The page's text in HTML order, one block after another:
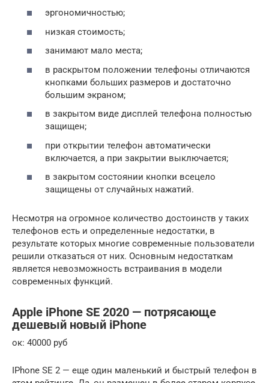
эргономичностью;
низкая стоимость;
занимают мало места;
в раскрытом положении телефоны отличаются
кнопками больших размеров и достаточно
большим экраном;
в закрытом виде дисплей телефона полностью
защищен;
при открытии телефон автоматически
включается, а при закрытии выключается;
в закрытом состоянии кнопки всецело
защищены от случайных нажатий.
Несмотря на огромное количество достоинств у таких
телефонов есть и определенные недостатки, в
результате которых многие современные пользователи
решили отказаться от них. Основным недостаткам
является невозможность встраивания в модели
современных функций.
Apple iPhone SE 2020 — потрясающе
дешевый новый iPhone
ок: 40000 руб
IPhone SE 2 — еще один маленький и быстрый телефон в